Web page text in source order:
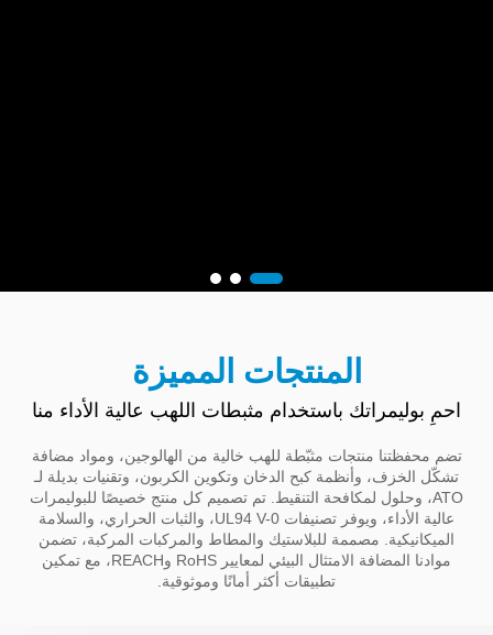
المنتجات المميزة
احمِ بوليمراتك باستخدام مثبطات اللهب عالية الأداء منا
تضم محفظتنا منتجات مثبّطة للهب خالية من الهالوجين، ومواد مضافة
تشكّل الخزف، وأنظمة كبح الدخان وتكوين الكربون، وتقنيات بديلة لـ
ATO، وحلول لمكافحة التنقيط. تم تصميم كل منتج خصيصًا للبوليمرات
عالية الأداء، ويوفر تصنيفات UL94 V-0، والثبات الحراري، والسلامة
الميكانيكية. مصممة للبلاستيك والمطاط والمركبات المركبة، تضمن
موادنا المضافة الامتثال البيئي لمعايير RoHS وREACH، مع تمكين
تطبيقات أكثر أمانًا وموثوقية.